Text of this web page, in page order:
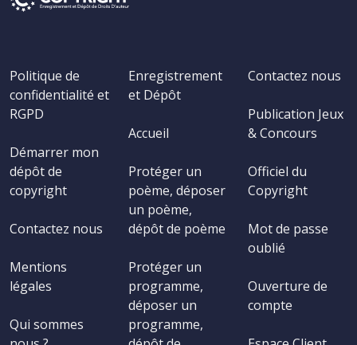
Politique de
confidentialité et
RGPD
Démarrer mon
dépôt de
copyright
Contactez nous
Mentions
légales
Qui sommes
Enregistrement
et Dépôt
Accueil
Protéger un
poème, déposer
un poème,
dépôt de poème
Protéger un
programme,
déposer un
programme,
Contactez nous
Publication Jeux
& Concours
Officiel du
Copyright
Mot de passe
oublié
Ouverture de
compte